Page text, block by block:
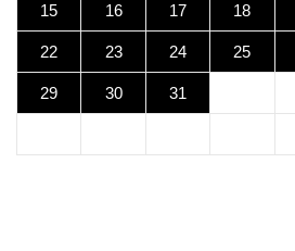
15 16 17 18
22 23 24 25
29 30 31